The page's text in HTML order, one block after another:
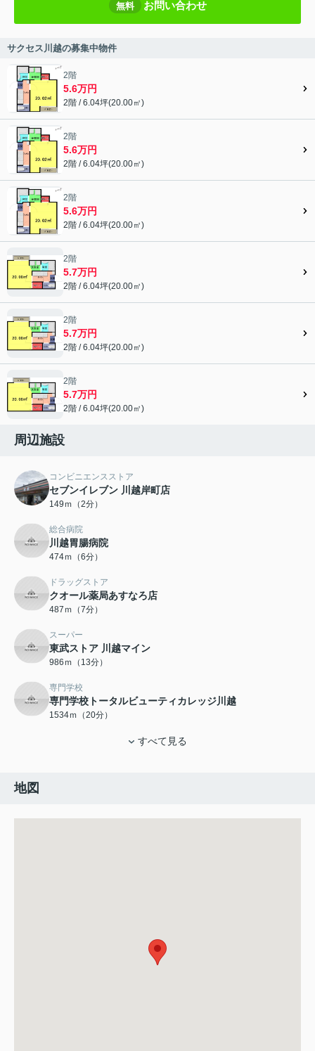
無料 お問い合わせ
サクセス川越の募集中物件
2階
5.6万円
2階 / 6.04坪(20.00㎡)
2階
5.6万円
2階 / 6.04坪(20.00㎡)
2階
5.6万円
2階 / 6.04坪(20.00㎡)
2階
5.7万円
2階 / 6.04坪(20.00㎡)
2階
5.7万円
2階 / 6.04坪(20.00㎡)
2階
5.7万円
2階 / 6.04坪(20.00㎡)
周辺施設
コンビニエンスストア
セブンイレブン 川越岸町店
149ｍ（2分）
総合病院
川越胃腸病院
474ｍ（6分）
ドラッグストア
クオール薬局あすなろ店
487ｍ（7分）
スーパー
東武ストア 川越マイン
986ｍ（13分）
専門学校
専門学校トータルビューティカレッジ川越
1534ｍ（20分）
すべて見る
地図